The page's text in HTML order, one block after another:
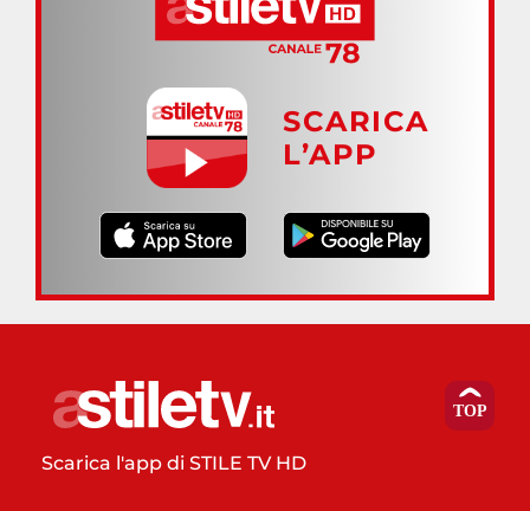
SCARICA
L’APP
Scarica l'app di STILE TV HD